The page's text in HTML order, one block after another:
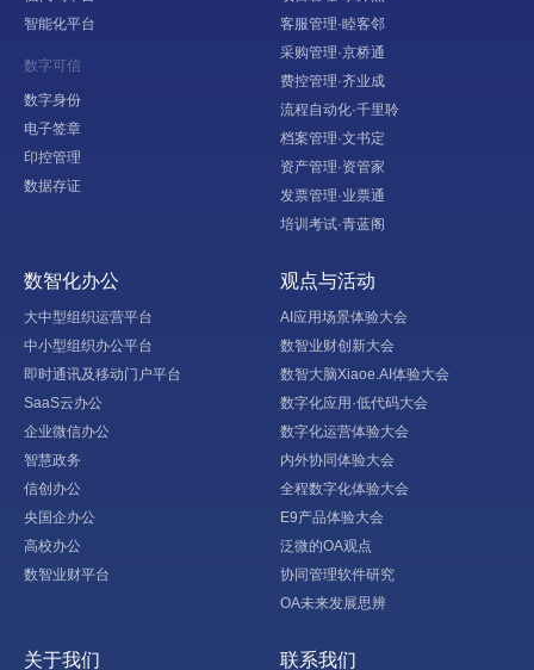
智能化平台
数字可信
数字身份
电子签章
印控管理
数据存证
客服管理·睦客邻
采购管理·京桥通
费控管理·齐业成
流程自动化·千里聆
档案管理·文书定
资产管理·资管家
发票管理·业票通
培训考试·青蓝阁
数智化办公
大中型组织运营平台
中小型组织办公平台
即时通讯及移动门户平台
SaaS云办公
企业微信办公
智慧政务
信创办公
央国企办公
高校办公
数智业财平台
观点与活动
AI应用场景体验大会
数智业财创新大会
数智大脑Xiaoe.AI体验大会
数字化应用·低代码大会
数字化运营体验大会
内外协同体验大会
全程数字化体验大会
E9产品体验大会
泛微的OA观点
协同管理软件研究
OA未来发展思辨
关于我们 联系我们